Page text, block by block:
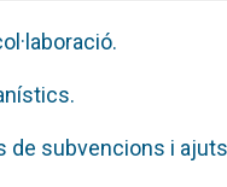
de subvencions i